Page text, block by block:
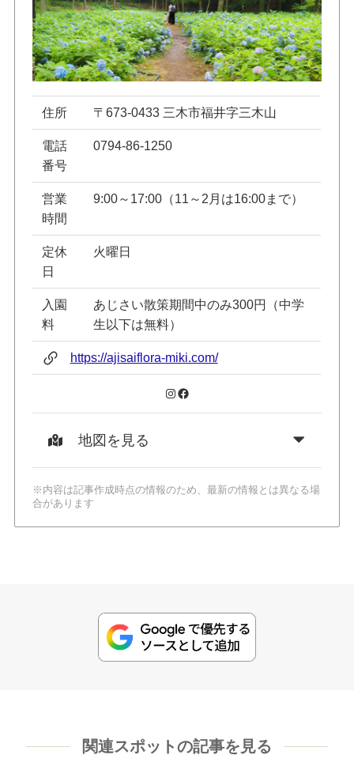
住所 〒673-0433 三木市福井字三木山
電話
番号
0794-86-1250
営業
時間
9:00～17:00（11～2月は16:00まで）
定休
日
火曜日
入園
料
あじさい散策期間中のみ300円（中学
生以下は無料）
https://ajisaiflora-miki.com/
Instagram
Facebook
地図を見る
※内容は記事作成時点の情報のため、最新の情報とは異なる場
合があります
関連スポットの記事を見る